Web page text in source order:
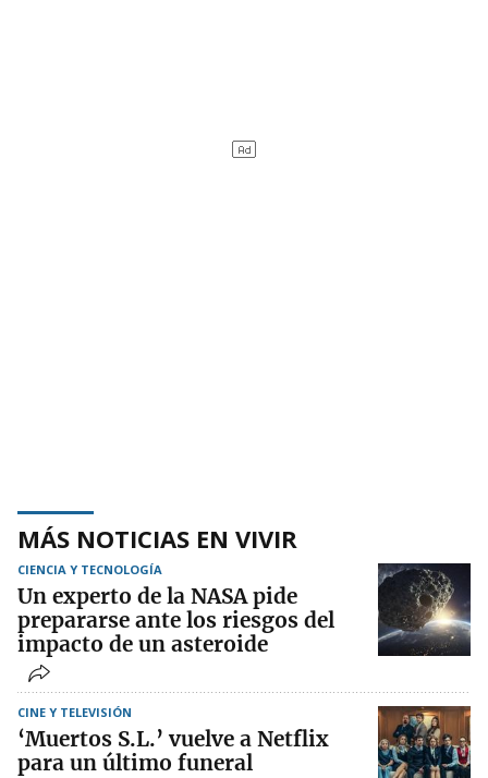
MÁS NOTICIAS EN VIVIR
CIENCIA Y TECNOLOGÍA
Un experto de la NASA pide
prepararse ante los riesgos del
impacto de un asteroide
CINE Y TELEVISIÓN
‘Muertos S.L.’ vuelve a Netflix
para un último funeral